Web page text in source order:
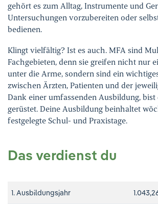
gehört es zum Alltag, Instrumente und
Untersuchungen vorzubereiten oder
bedienen.
Klingt vielfältig? Ist es auch. MFA sind
Fachgebieten, denn sie greifen nicht nur
unter die Arme, sondern sind ein
zwischen Ärzten, Patienten und der
Dank einer umfassenden Ausbildung,
gerüstet. Deine Ausbildung beinhaltet
festgelegte Schul- und Praxistage.
Das verdienst du
1. Ausbildungsjahr